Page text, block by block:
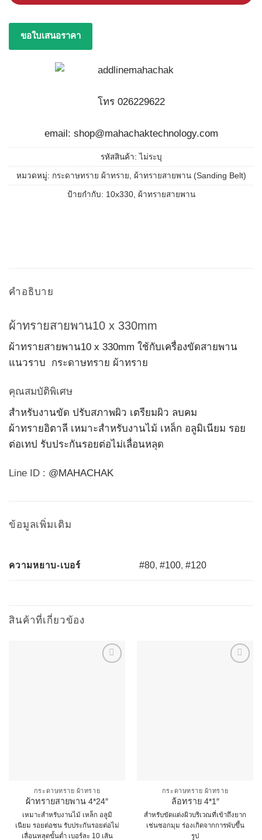
ขอใบเสนอราคา
โทร 026229622
email: shop@mahachaktechnology.com
รหัสสินค้า: ไม่ระบุ
หมวดหมู่: กระดาษทราย ผ้าทราย ผ้าทรายสายพาน (Sanding Belt)
ป้ายกำกับ: 10x330, ผ้าทรายสายพาน
คำอธิบาย
ผ้าทรายสายพาน10 x 330mm
ผ้าทรายสายพาน10 x 330mm ใช้กับเครื่องขัดสายพาน
แนวราบ กระดาษทราย ผ้าทราย
คุณสมบัติพิเศษ
สำหรับงานขัด ปรับสภาพผิว เตรียมผิว ลบคม
ผ้าทรายอิตาลี เหมาะสำหรับงานไม้ เหล็ก อลูมิเนียม รอย
ต่อเทป รับประกันรอยต่อไม่เลื่อนหลุด
Line ID : @MAHACHAK
ข้อมูลเพิ่มเติม
ความหยาบ-เบอร์ #80, #100, #120
สินค้าที่เกี่ยวข้อง
กระดาษทราย ผ้าทราย
ผ้าทรายสายพาน 4*24″
เหมาะสำหรับงานไม้ เหล็ก อลูมิ
เนียม รอยต่อชน รับประกันรอยต่อไม่
เลื่อนหลุดขั้นต่ำ เบอร์ละ 10 เส้น
กระดาษทราย ผ้าทราย
ล้อทราย 4*1″
สำหรับขัดแต่งผิวบริเวณที่เข้าถึงยาก
เช่นซอกมุม ร่องเกิดจากการพับขึ้น
รูป